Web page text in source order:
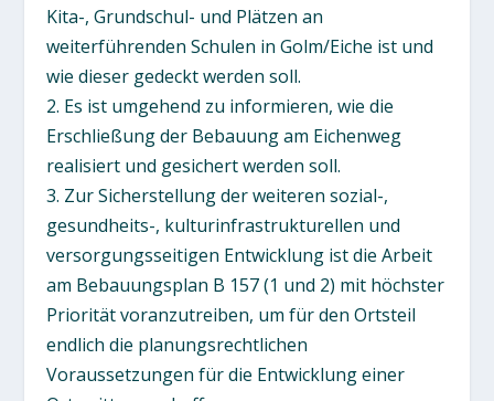
Kita-, Grundschul- und Plätzen an
weiterführenden Schulen in Golm/Eiche ist und
wie dieser gedeckt werden soll.
2. Es ist umgehend zu informieren, wie die
Erschließung der Bebauung am Eichenweg
realisiert und gesichert werden soll.
3. Zur Sicherstellung der weiteren sozial-,
gesundheits-, kulturinfrastrukturellen und
versorgungsseitigen Entwicklung ist die Arbeit
am Bebauungsplan B 157 (1 und 2) mit höchster
Priorität voranzutreiben, um für den Ortsteil
endlich die planungsrechtlichen
Voraussetzungen für die Entwicklung einer